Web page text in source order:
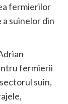
fermierilor
suinelor din
fermierii
suin,